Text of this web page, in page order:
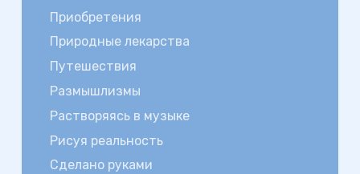
Приобретения
Природные лекарства
Путешествия
Размышлизмы
Растворяясь в музыке
Рисуя реальность
Сделано руками